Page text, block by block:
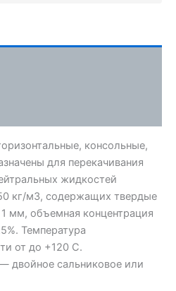
консольные,
для перекачивания
жидкостей
кг/м3, содержащих твердые
мм, объемная концентрация
Температура
от до +120 С.
двойное сальниковое или